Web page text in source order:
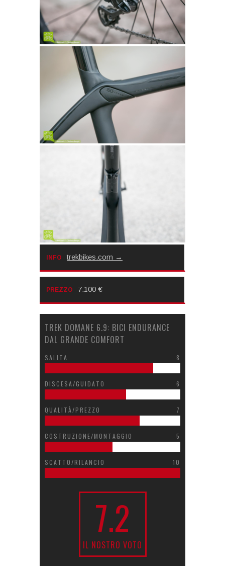
INFO trekbikes.com
PREZZO 7.100 €
TREK DOMANE 6.9: BICI ENDURANCE
DAL GRANDE COMFORT
SALITA 8
DISCESA/GUIDATO 6
QUALITÀ/PREZZO 7
COSTRUZIONE/MONTAGGIO 5
SCATTO/RILANCIO 10
7.2
IL NOSTRO VOTO